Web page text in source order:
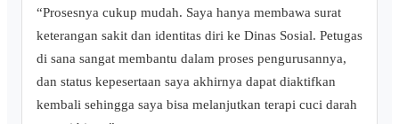
“Prosesnya cukup mudah. Saya hanya membawa surat
keterangan sakit dan identitas diri ke Dinas Sosial. Petugas
di sana sangat membantu dalam proses pengurusannya,
dan status kepesertaan saya akhirnya dapat diaktifkan
kembali sehingga saya bisa melanjutkan terapi cuci darah